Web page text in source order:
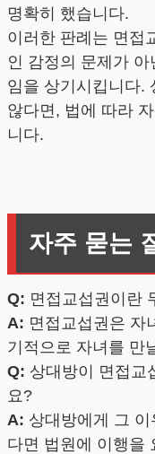
명확히 했습니다.
이러한 판례는 면접
인 감정의 문제가 아
임을 상기시킵니다.
않다면, 법에 따라
니다.
자주 묻는
Q: 면접교섭권이란
A: 면접교섭권은 자
기적으로 자녀를 만
Q: 상대방이 면접교
요?
A: 상대방에게 그
다면 법원에 이행을